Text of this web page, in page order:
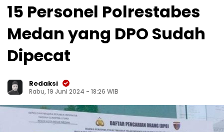
15 Personel Polrestabes
Medan yang DPO Sudah
Dipecat
Redaksi
Rabu, 19 Juni 2024 - 18:26 WIB